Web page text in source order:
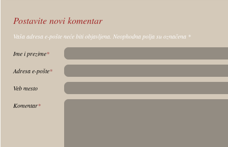
Postavite novi komentar
Vaša adresa e-pošte neće biti objavljena. Neophodna polja su označena *
Ime i prezime*
Adresa e-pošte*
Veb mesto
Komentar*